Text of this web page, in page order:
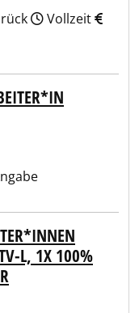
Vollzeit
L, 1X 100%